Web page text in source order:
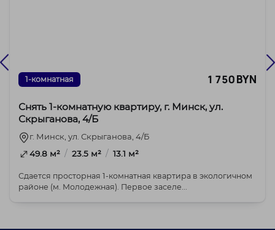
1-комнатная 1 750 BYN
Снять 1-комнатную квартиру, г. Минск, ул.
Скрыганова, 4/Б
г. Минск, ул. Скрыганова, 4/Б
49.8 м² / 23.5 м² / 13.1 м²
Сдается просторная 1-комнатная квартира в экологичном
районе (м. Молодежная). Первое заселе...